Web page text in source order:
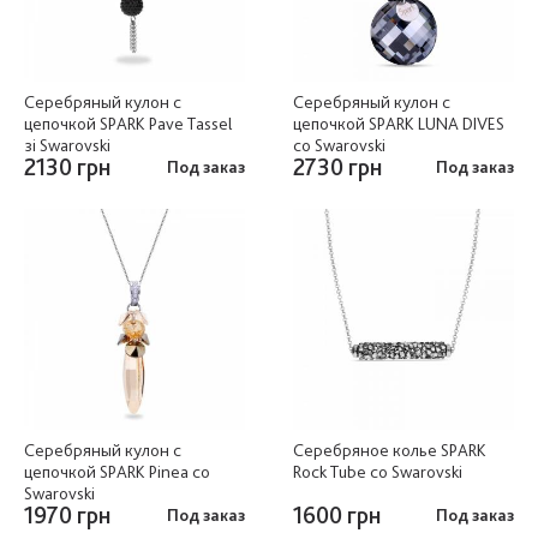
Серебряный кулон c
цепочкой SPARK Pave Tassel
зі Swarovski
2130 грн Под заказ
Серебряный кулон c
цепочкой SPARK LUNA DIVES
со Swarovski
2730 грн Под заказ
Серебряный кулон c
цепочкой SPARK Pinea со
Swarovski
1970 грн Под заказ
Серебряное колье SPARK
Rock Tube со Swarovski
1600 грн Под заказ